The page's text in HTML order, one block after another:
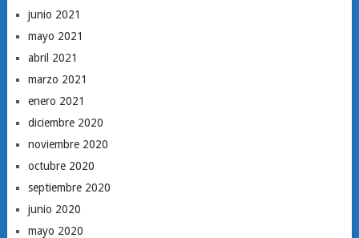
junio 2021
mayo 2021
abril 2021
marzo 2021
enero 2021
diciembre 2020
noviembre 2020
octubre 2020
septiembre 2020
junio 2020
mayo 2020